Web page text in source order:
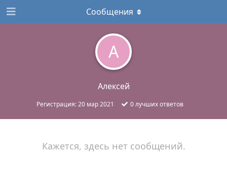
А
Алексей
Регистрация:20 мар 2021 0лучших ответов
Сообщения
Кажется, здесь нет сообщений.